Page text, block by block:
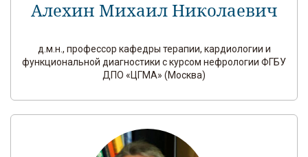
Алехин Михаил Николаевич
д.м.н., профессор кафедры терапии, кардиологии и
функциональной диагностики с курсом нефрологии ФГБУ
ДПО «ЦГМА» (Москва)